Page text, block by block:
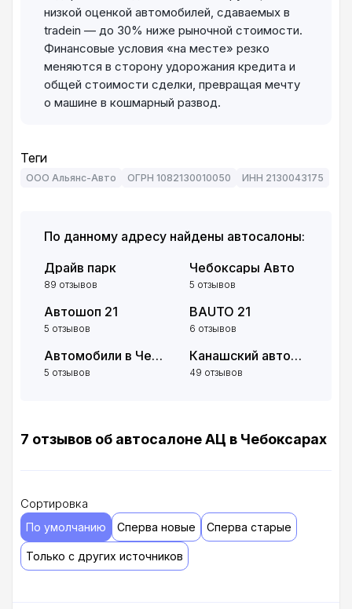
низкой оценкой автомобилей, сдаваемых в
tradein — до 30% ниже рыночной стоимости.
Финансовые условия «на месте» резко
меняются в сторону удорожания кредита и
общей стоимости сделки, превращая мечту
о машине в кошмарный развод.
Теги
ООО Альянс-Авто ОГРН 1082130010050 ИНН 2130043175
По данному адресу найдены автосалоны:
Драйв парк
89 отзывов
Чебоксары Авто
5 отзывов
Автошоп 21
5 отзывов
BAUTO 21
6 отзывов
Автомобили в Чебоксарах
5 отзывов
Канашский автомобильный дом
49 отзывов
7 отзывов об автосалоне АЦ в Чебоксарах
Сортировка
По умолчанию Сперва новые Сперва старые
Только с других источников